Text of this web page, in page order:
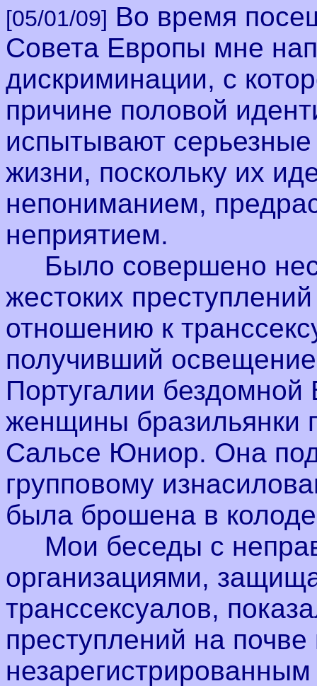
[05/01/09] Во время
Совета Европы мне
дискриминации, с
причине половой
испытывают
жизни, поскольку их
непониманием,
неприятием.
Было совершено
жестоких
отношению к
получивший
Португалии
женщины бразильянки
Сальсе Юниор. Она
групповому
была брошена в
Мои беседы с
организациями,
транссексуалов,
преступлений на